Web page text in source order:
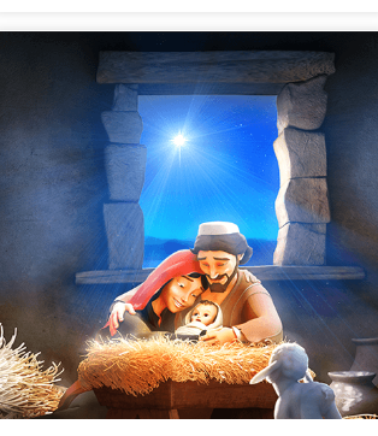
témoins des miracles, des plaies et de la
séparation de la mer Rouge ! Les enfants
apprennent que lorsque Dieu est avec nous, tout
est possible !
LEÇON 1: DIEU COMPREND
Supervérité: " Dieu me voit, m'entend et me
comprend."
SuperVerset :" J'ai sûrement vu l'oppression de
mon peuple qui est en Égypte et j'ai entendu leur
cri à cause de leurs maîtres, parce que je connais
leurs chagrins. "Exode 3: 7 (LSG)
LEÇON 2: DIEU EST MA FORCE